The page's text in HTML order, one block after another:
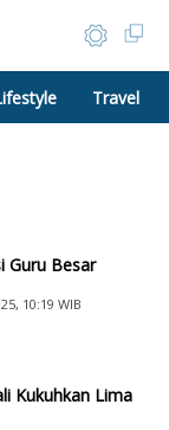
Travel
Guru Besar
10:19 WIB
Kukuhkan Lima